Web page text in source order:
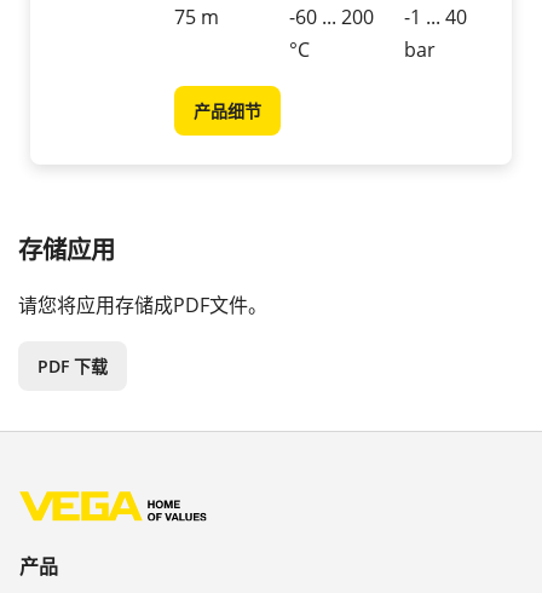
75 m
-60 ... 200
°C
-1 ... 40
bar
产品细节
存储应用
请您将应用存储成PDF文件。
PDF 下载
产品